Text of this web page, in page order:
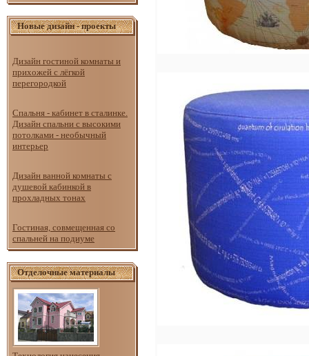
Новые дизайн - проекты
Дизайн гостиной комнаты и
прихожей с лёгкой
перегородкой
Спальня - кабинет в сталинке.
Дизайн спальни с высокими
потолками - необычный
интерьер
Дизайн ванной комнаты с
душевой кабинкой в
прохладных тонах
Гостиная, совмещенная со
спальней на подиуме
Отделочные материалы